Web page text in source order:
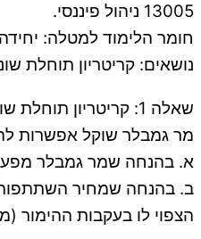
13005 ניהול פיננסי.
חומר הלימוד למטלה: יחידה 8.
נושאים: קריטריון תוחלת
שאלה 1: קריטריון תוחלת שונות.
מר גמבלר שוקל אפשרות
א. בהנחה שמר גמבלר
הצפוי לו בעקבות ההימור